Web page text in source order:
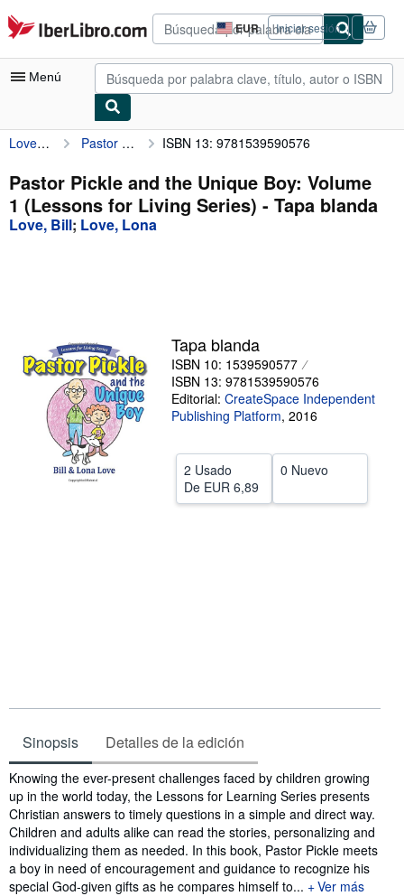
Pasar al contenido principal
IberLibro.com EUR
Preferencias
de
compra
del
Iniciar sesión
Menú
Mi cuenta
Consultar mis pedidos
Búsqueda avanzada
Comenzar a vender
Ayuda
CERRAR
Love, Bill Pastor Pickle and the Unique Boy: Volume 1 (Lessons for Living Series) ISBN 13: 9781539590576
Pastor Pickle and the Unique Boy: Volume
1 (Lessons for Living Series) - Tapa blanda
Love, Bill; Love, Lona
Tapa blanda
ISBN 10: 1539590577
ISBN 13: 9781539590576
Editorial: CreateSpace Independent
Publishing Platform, 2016
2 Usado
De EUR 6,89
0 Nuevo
Sinopsis Detalles de la edición
Sinopsis
Knowing the ever-present challenges faced by children growing
up in the world today, the Lessons for Learning Series presents
Christian answers to timely questions in a simple and direct way.
Children and adults alike can read the stories, personalizing and
individualizing them as needed. In this book, Pastor Pickle meets
a boy in need of encouragement and guidance to recognize his
special God-given gifts as he compares himself to...
Ver más